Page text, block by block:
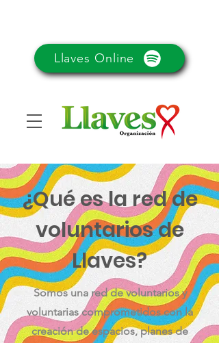
Llaves Online
¿Qué es la red de
voluntarios de
Llaves?
Somos una red de voluntarios y
voluntarias comprometidos con la
creación de espacios, planes de